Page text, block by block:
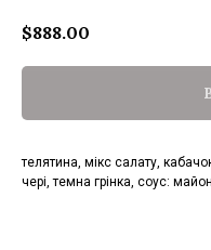
$888.00
телятина, мікс салату,
чері, темна грінка, соус: